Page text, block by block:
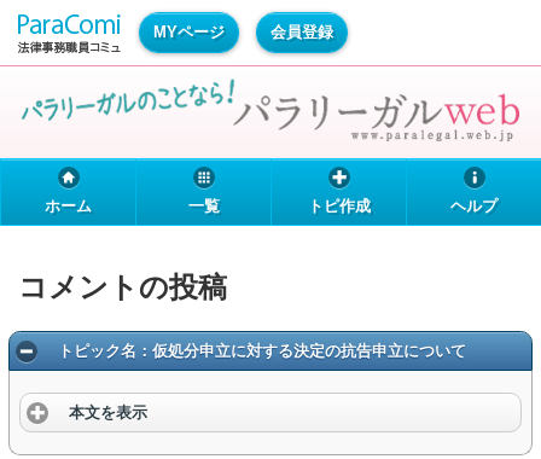
MYページ 会員登録
ホーム 一覧 トピ作成 ヘルプ
コメントの投稿
トピック名：仮処分申立に対する決定の抗告申立について
本文を表示